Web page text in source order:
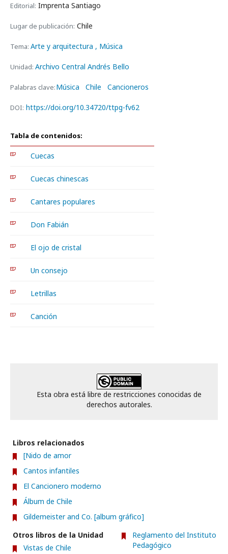
Editorial: Imprenta Santiago
Lugar de publicación: Chile
Tema: Arte y arquitectura , Música
Unidad: Archivo Central Andrés Bello
Palabras clave:Música Chile Cancioneros
DOI: https://doi.org/10.34720/ttpg-fv62
Tabla de contenidos:
Cuecas
Cuecas chinescas
Cantares populares
Don Fabián
El ojo de cristal
Un consejo
Letrillas
Canción
Esta obra está libre de restricciones conocidas de
derechos autorales.
Libros relacionados
[Nido de amor
Cantos infantiles
El Cancionero moderno
Álbum de Chile
Gildemeister and Co. [album gráfico]
Otros libros de la Unidad
Vistas de Chile
Reglamento del Instituto
Pedagógico